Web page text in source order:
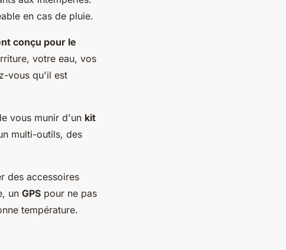
en cas de pluie.
conçu pour le
votre eau, vos
vous qu'il est
vous munir d'un kit
multi-outils, des
des accessoires
un GPS pour ne pas
température.